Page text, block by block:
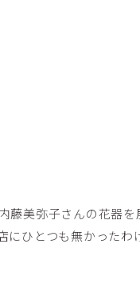
藤美弥子さんの花器
にひとつも無かった